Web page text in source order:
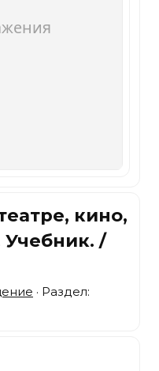
кино,
Учебник. /
· Раздел: